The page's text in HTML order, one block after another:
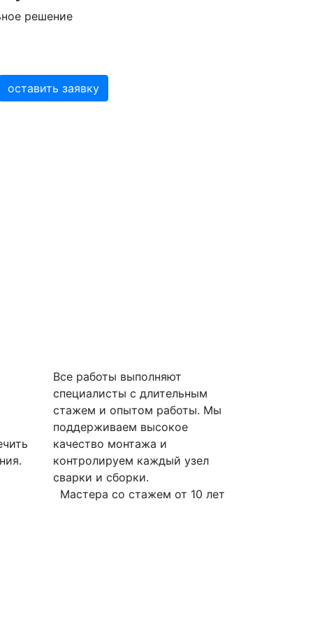
решение
Все работы выполняют
специалисты с длительным
стажем и опытом работы. Мы
поддерживаем высокое
качество монтажа и
контролируем каждый узел
сварки и сборки.
Мастера со стажем от 10 лет